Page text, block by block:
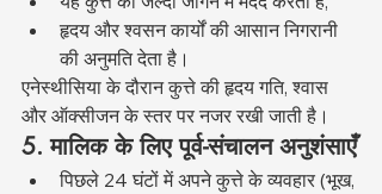
हृदय और श्वसन कार्यों की आसान निगरानी
की अनुमति देता है।
एनेस्थीसिया के दौरान कुत्ते की हृदय गति, श्वास
और ऑक्सीजन के स्तर पर नजर रखी जाती है।
5. मालिक के लिए पूर्व-संचालन अनुशंसाएँ
पिछले 24 घंटों में अपने कुत्ते के व्यवहार (भूख,